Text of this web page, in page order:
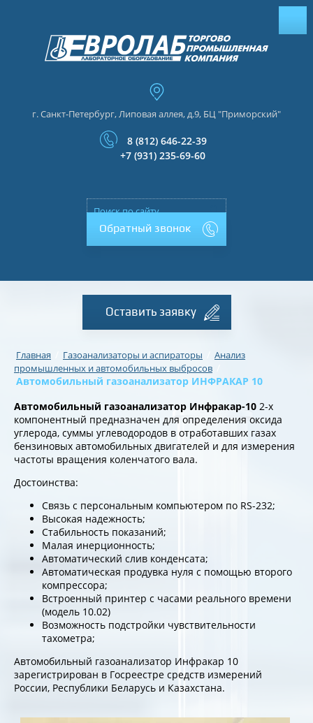
г. Санкт-Петербург, Липовая аллея, д.9, БЦ "Приморский"
8 (812) 646-22-39
+7 (931) 235-69-60
Обратный звонок
Оставить заявку
Главная Газоанализаторы и аспираторы
Анализ
промышленных и автомобильных выбросов
Автомобильный газоанализатор ИНФРАКАР 10
Автомобильный газоанализатор Инфракар-10 2-х
компонентный предназначен для определения оксида
углерода, суммы углеводородов в отработавших газах
бензиновых автомобильных двигателей и для измерения
частоты вращения коленчатого вала.
Достоинства:
Связь с персональным компьютером по RS-232;
Высокая надежность;
Стабильность показаний;
Малая инерционность;
Автоматический слив конденсата;
Автоматическая продувка нуля с помощью второго
компрессора;
Встроенный принтер с часами реального времени
(модель 10.02)
Возможность подстройки чувствительности
тахометра;
Автомобильный газоанализатор Инфракар 10
зарегистрирован в Госреестре средств измерений
России, Республики Беларусь и Казахстана.